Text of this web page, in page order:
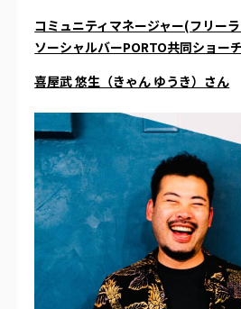
コミュニティマネージャー(フリー
ソーシャルバーPORTO共同ショー
喜屋武 悠生（きゃん ゆうき）さん